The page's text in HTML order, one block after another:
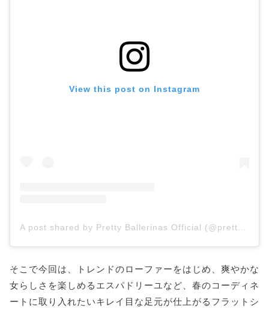
View this post on Instagram
A post shared by Pretty Ballerinas Official (@prettyballerinas)
そこで今回は、トレンドのローファーをはじめ、爽やかな
女らしさを楽しめるエスパドリーユなど、春のコーディネ
ートに取り入れたいキレイ目な足元が仕上がるフラットシ